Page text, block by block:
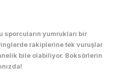
yumrukları bir
rakiplerine tek vuruşlar
bile olabiliyor. Boksörlerin